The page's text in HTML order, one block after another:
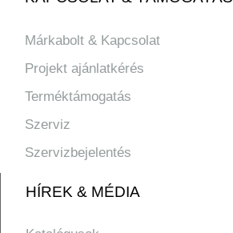
Márkabolt & Kapcsolat
Projekt ajánlatkérés
Terméktámogatás
Szerviz
Szervizbejelentés
HÍREK & MÉDIA